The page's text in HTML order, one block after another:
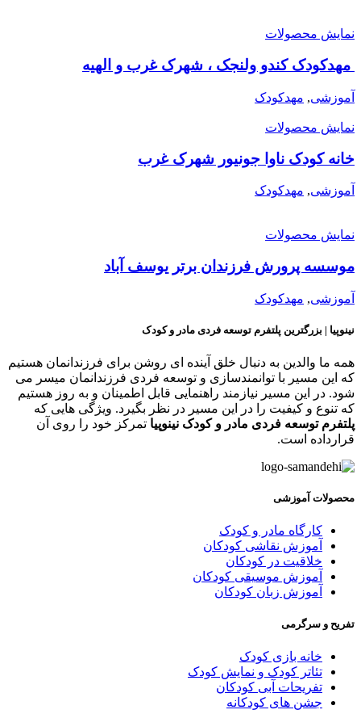
محصولات
کندو ولنجک ، شهرک غرب و الهیه
, مهدکودک
محصولات
کودک ناوا جونیور شهرک غرب
, مهدکودک
محصولات
پرورش فرزندان برتر یوسف آباد
, مهدکودک
| بزرگترین پلتفرم توسعه فردی مادر و کودک
ما والدین به دنبال خلق آینده ای روشن برای فرزندانمان هستیم
این مسیر با توانمندسازی و توسعه فردی فرزندانمان میسر می
در این مسیر نیازمند راهنمایی قابل اطمینان و به روز هستیم
تنوع و کیفیت را در این مسیر در نظر بگیرد. ویژگی هایی که
توسعه فردی مادر و کودک نینوپیاتمرکز خود را روی آن
است.
آموزشی
کارگاه مادر و کودک
آموزش نقاشی کودکان
خلاقیت در کودکان
آموزش موسیقی کودکان
آموزش زبان کودکان
و سرگرمی
خانه بازی کودک
تئاتر کودک و نمایش کودک
تفریحات آبی کودکان
جشن های کودکانه